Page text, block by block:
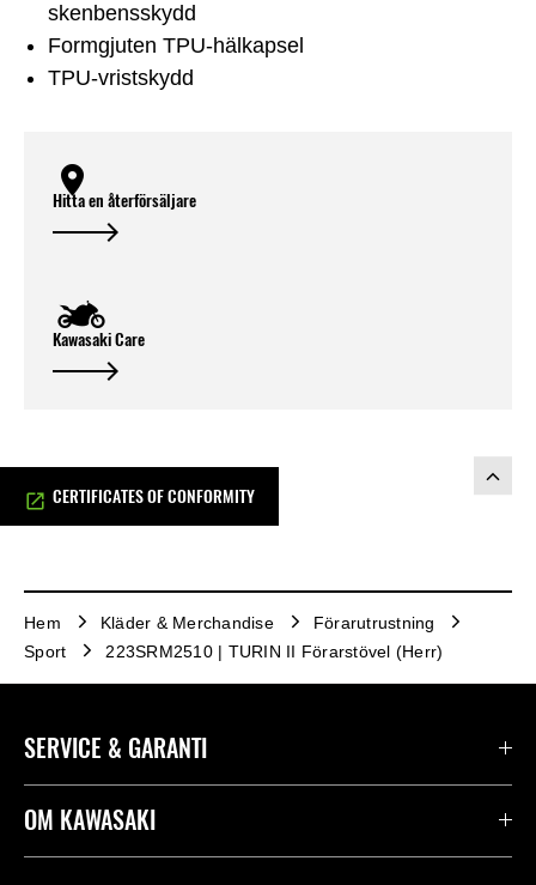
skenbensskydd
Formgjuten TPU-hälkapsel
TPU-vristskydd
Hitta en återförsäljare
Kawasaki Care
CERTIFICATES OF CONFORMITY
Hem Kläder & Merchandise
Förarutrustning
Sport
223SRM2510 | TURIN II Förarstövel (Herr)
SERVICE & GARANTI
Kontakta oss
OM KAWASAKI